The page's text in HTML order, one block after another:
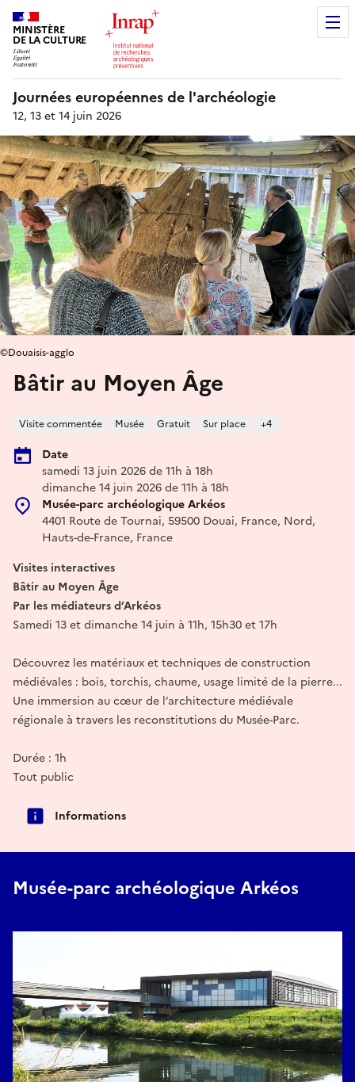
MINISTÈRE
DE LA CULTURE
Journées européennes de l'archéologie
12, 13 et 14 juin 2026
Bâtir au Moyen Âge
Visite commentée Musée Gratuit Sur place +4
Date
samedi 13 juin 2026 de 11h à 18h
dimanche 14 juin 2026 de 11h à 18h
Musée-parc archéologique Arkéos
4401 Route de Tournai, 59500 Douai, France, Nord,
Hauts-de-France, France
©Douaisis-agglo
Visites interactives
Bâtir au Moyen Âge
Par les médiateurs d’Arkéos
Samedi 13 et dimanche 14 juin à 11h, 15h30 et 17h
Découvrez les matériaux et techniques de construction
médiévales : bois, torchis, chaume, usage limité de la pierre...
Une immersion au cœur de l’architecture médiévale
régionale à travers les reconstitutions du Musée-Parc.
Durée : 1h
Tout public
Informations
Musée-parc archéologique Arkéos